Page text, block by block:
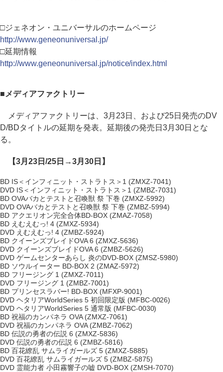
□ジェネオン・ユニバーサルのホームページ
http://www.geneonuniversal.jp/
□延期情報
http://www.geneonuniversal.jp/notice/index.html
■メディアファクトリー
メディアファクトリーは、3月23日、および25日発売のDV
D/BDタイトルの延期を発表。延期後の発売日3月30日とな
る。
【3月23日/25日→3月30日】
BD IS＜インフィニット・ストラトス＞1 (ZMXZ-7041)
DVD IS＜インフィニット・ストラトス＞1 (ZMBZ-7031)
BD OVAバカとテストと召喚獣 祭 下巻 (ZMXZ-5992)
DVD OVAバカとテストと召喚獣 祭 下巻 (ZMBZ-5994)
BD アクエリオン完全合体BD-BOX (ZMAZ-7058)
BD えむえむっ! 4 (ZMXZ-5934)
DVD えむえむっ! 4 (ZMBZ-5924)
BD クイーンズブレイドOVA 6 (ZMXZ-5636)
DVD クイーンズブレイドOVA 6 (ZMBZ-5626)
DVD ゲームセンターあらし 炎のDVD-BOX (ZMSZ-5980)
BD ソウルイーター BD-BOX 2 (ZMAZ-5972)
BD フリージング 1 (ZMXZ-7011)
DVD フリージング 1 (ZMBZ-7001)
BD プリンセスラバー! BD-BOX (MFXP-9001)
DVD ヘタリアWorldSeries 5 初回限定版 (MFBC-0026)
DVD ヘタリアWorldSeries 5 通常版 (MFBC-0030)
BD 祝福のカンパネラ OVA (ZMXZ-7061)
DVD 祝福のカンパネラ OVA (ZMBZ-7062)
BD 伝説の勇者の伝説 6 (ZMXZ-5836)
DVD 伝説の勇者の伝説 6 (ZMBZ-5816)
BD 百花繚乱 サムライガールズ 5 (ZMXZ-5885)
DVD 百花繚乱 サムライガールズ 5 (ZMBZ-5875)
DVD 霊能力者 小田霧響子の嘘 DVD-BOX (ZMSH-7070)